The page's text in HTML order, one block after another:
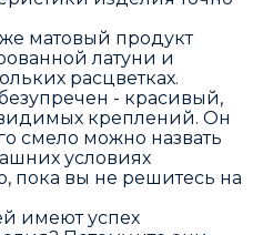
матовый продукт
латуни и
расцветках.
- красивый,
креплений. Он
смело можно назвать
условиях
пока вы не решитесь на
имеют успех